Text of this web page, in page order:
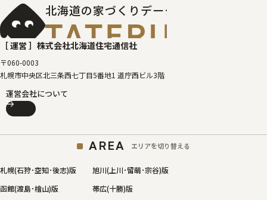
北海道の家づくりデータベース
［ 運営 ］ 株式会社北海道住宅通信社
〒060-0003
札幌市中央区北三条西七丁目5番地1 道庁西ビル3階
運営会社について
AREA エリアを切り替える
札幌(石狩･空知･後志)版
旭川(上川･留萌･宗谷)版
函館(渡島･檜山)版
帯広(十勝)版